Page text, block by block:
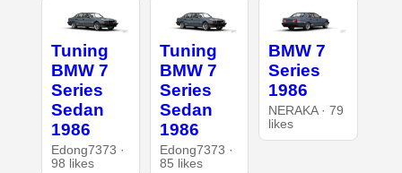
Tuning
BMW 7
Series
Sedan
1986
Edong7373 ·
98 likes
Tuning
BMW 7
Series
Sedan
1986
Edong7373 ·
85 likes
BMW 7
Series
1986
NERAKA · 79
likes